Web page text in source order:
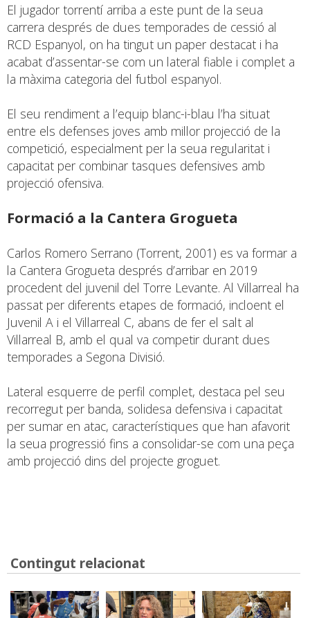
El jugador torrentí arriba a este punt de la seua
carrera després de dues temporades de cessió al
RCD Espanyol, on ha tingut un paper destacat i ha
acabat d’assentar-se com un lateral fiable i complet a
la màxima categoria del futbol espanyol.
El seu rendiment a l’equip blanc-i-blau l’ha situat
entre els defenses joves amb millor projecció de la
competició, especialment per la seua regularitat i
capacitat per combinar tasques defensives amb
projecció ofensiva.
Formació a la Cantera Grogueta
Carlos Romero Serrano (Torrent, 2001) es va formar a
la Cantera Grogueta després d’arribar en 2019
procedent del juvenil del Torre Levante. Al Villarreal ha
passat per diferents etapes de formació, incloent el
Juvenil A i el Villarreal C, abans de fer el salt al
Villarreal B, amb el qual va competir durant dues
temporades a Segona Divisió.
Lateral esquerre de perfil complet, destaca pel seu
recorregut per banda, solidesa defensiva i capacitat
per sumar en atac, característiques que han afavorit
la seua progressió fins a consolidar-se com una peça
amb projecció dins del projecte groguet.
Contingut relacionat